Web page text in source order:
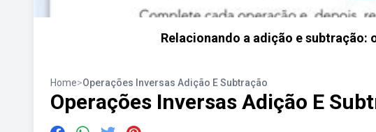
Relacionando a adição e subtração:
Home>Operações Inversas Adição E Subtração
Operações Inversas Adição E